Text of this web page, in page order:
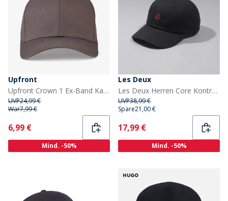
Upfront
Upfront Crown 1 Ex-Band Kappe Dark Grey
UVP24,99 €
War7,99 €
Current
6,99 €
Mind. -50%
Les Deux
Les Deux Herren Core Kontrast Dad Cap Schwarz
UVP38,99 €
Spare21,00 €
Current
17,99 €
Mind. -50%